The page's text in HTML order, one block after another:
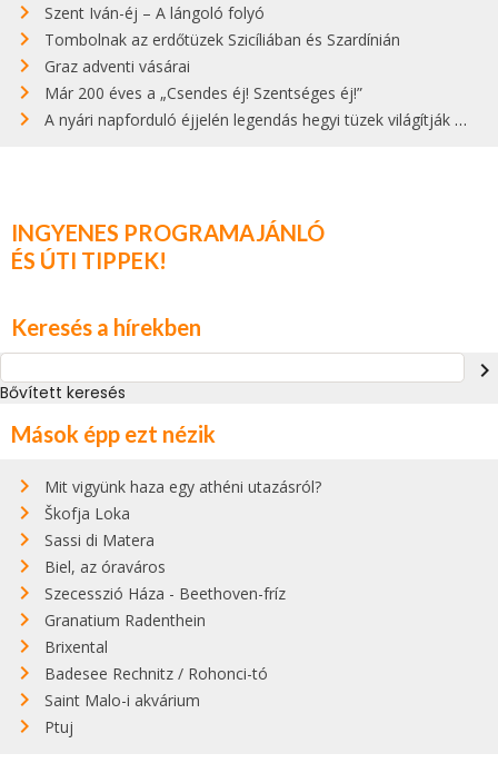
Szent Iván-éj – A lángoló folyó
Tombolnak az erdőtüzek Szicíliában és Szardínián
Graz adventi vásárai
Már 200 éves a „Csendes éj! Szentséges éj!”
A nyári napforduló éjjelén legendás hegyi tüzek világítják meg Zugspitzét
INGYENES PROGRAMAJÁNLÓ
ÉS ÚTI TIPPEK!
Keresés a hírekben
navigate_next
Bővített keresés
Mások épp ezt nézik
Mit vigyünk haza egy athéni utazásról?
Škofja Loka
Sassi di Matera
Biel, az óraváros
Szecesszió Háza - Beethoven-fríz
Granatium Radenthein
Brixental
Badesee Rechnitz / Rohonci-tó
Saint Malo-i akvárium
Ptuj